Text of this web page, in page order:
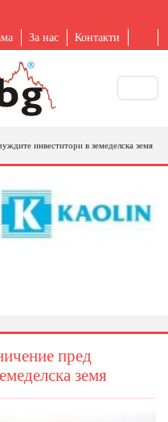
За нас Контакти
инвеститори в земеделска земя
пред
земя